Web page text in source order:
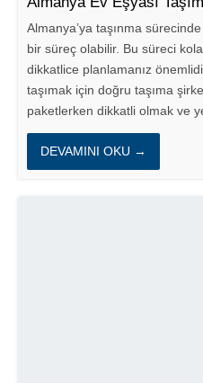
Almanya’ya taşınma
bir süreç olabilir. Bu süreci
dikkatlice planlamanız
taşımak için doğru taşıma
paketlerken dikkatli olmak ve
DEVAMINI OKU →